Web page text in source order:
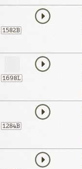
1582B
1698L
1284B